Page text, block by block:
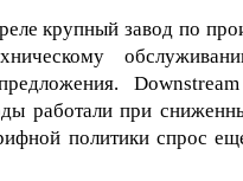
крупный завод по
работали при
политики спрос